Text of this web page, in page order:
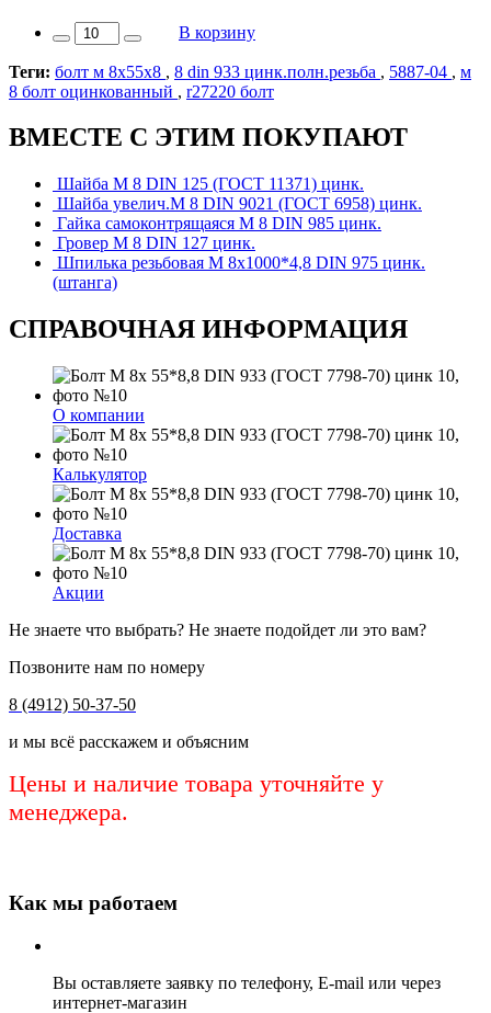
В корзину
Теги: болт м 8х55х8 , 8 din 933 цинк.полн.резьба , 5887-04 , м
8 болт оцинкованный , r27220 болт
ВМЕСТЕ С ЭТИМ ПОКУПАЮТ
Шайба М 8 DIN 125 (ГОСТ 11371) цинк.
Шайба увелич.М 8 DIN 9021 (ГОСТ 6958) цинк.
Гайка самоконтрящаяся М 8 DIN 985 цинк.
Гровер М 8 DIN 127 цинк.
Шпилька резьбовая М 8х1000*4,8 DIN 975 цинк.
(штанга)
СПРАВОЧНАЯ ИНФОРМАЦИЯ
О компании
Калькулятор
Доставка
Акции
Не знаете что выбрать? Не знаете подойдет ли это вам?
Позвоните нам по номеру
8 (4912) 50-37-50
и мы всё расскажем и объясним
Цены и наличие товара уточняйте у
менеджера.
Как мы работаем
Вы оставляете заявку по телефону, E-mail или через
интернет-магазин